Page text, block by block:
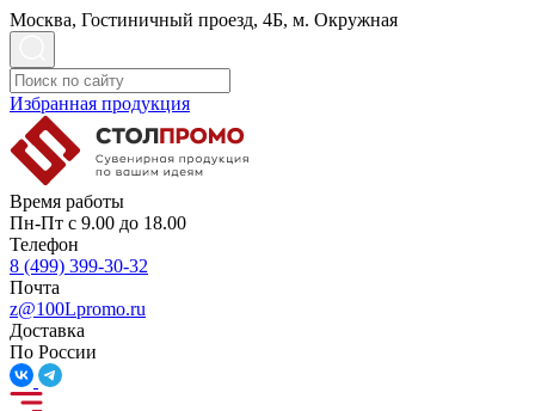
Москва, Гостиничный проезд, 4Б, м. Окружная
Избранная продукция
Время работы
Пн-Пт с 9.00 до 18.00
Телефон
8 (499) 399-30-32
Почта
z@100Lpromo.ru
Доставка
По России